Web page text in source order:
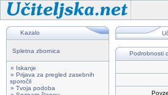
Kazalo
Spletna zbornica
» Iskanje
» Prijava za pregled zasebnih
sporočil
» Tvoja podoba
Podrobnosti